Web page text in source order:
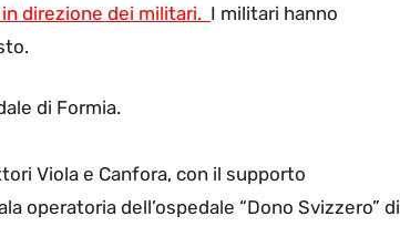
direzione dei militari. I militari hanno
di Formia.
Viola e Canfora, con il supporto
operatoria dell’ospedale “Dono Svizzero” di